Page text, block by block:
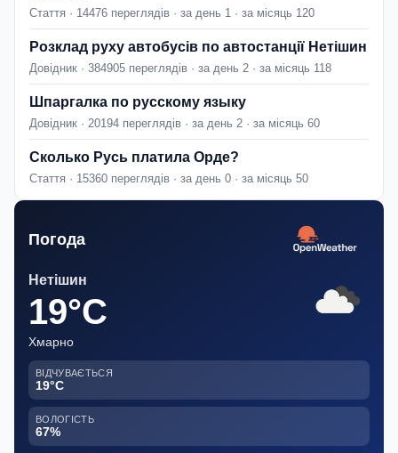
Стаття · 14476 переглядів · за день 1 · за місяць 120
Розклад руху автобусів по автостанції Нетішин
Довідник · 384905 переглядів · за день 2 · за місяць 118
Шпаргалка по русскому языку
Довідник · 20194 переглядів · за день 2 · за місяць 60
Сколько Русь платила Орде?
Стаття · 15360 переглядів · за день 0 · за місяць 50
Погода
Нетішин
19°C
Хмарно
ВІДЧУВАЄТЬСЯ
19°C
ВОЛОГІСТЬ
67%